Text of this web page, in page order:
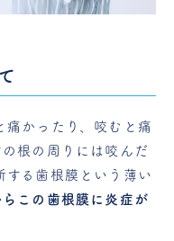
痛かったり、咬むと痛
根の周りには咬んだ
する歯根膜という薄い
この歯根膜に炎症が